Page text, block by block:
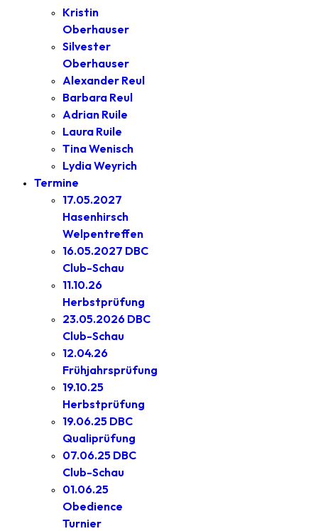
Kristin
Oberhauser
Silvester
Oberhauser
Alexander Reul
Barbara Reul
Adrian Ruile
Laura Ruile
Tina Wenisch
Lydia Weyrich
Termine
17.05.2027
Hasenhirsch
Welpentreffen
16.05.2027 DBC
Club-Schau
11.10.26
Herbstprüfung
23.05.2026 DBC
Club-Schau
12.04.26
Frühjahrsprüfung
19.10.25
Herbstprüfung
19.06.25 DBC
Qualiprüfung
07.06.25 DBC
Club-Schau
01.06.25
Obedience
Turnier